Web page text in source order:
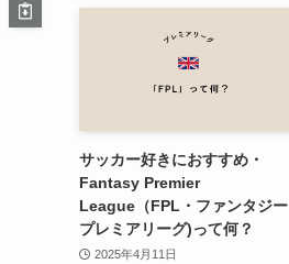
サッカー好きにおすすめ・
Fantasy Premier
League（FPL・ファンタジー
プレミアリーグ)って何？
2025年4月11日